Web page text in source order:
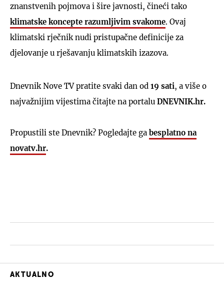
znanstvenih pojmova i šire javnosti, čineći tako
klimatske koncepte razumljivim svakome. Ovaj
klimatski rječnik nudi pristupačne definicije za
djelovanje u rješavanju klimatskih izazova.
Dnevnik Nove TV pratite svaki dan od 19 sati, a više o
najvažnijim vijestima čitajte na portalu DNEVNIK.hr.
Propustili ste Dnevnik? Pogledajte ga besplatno na
novatv.hr.
AKTUALNO